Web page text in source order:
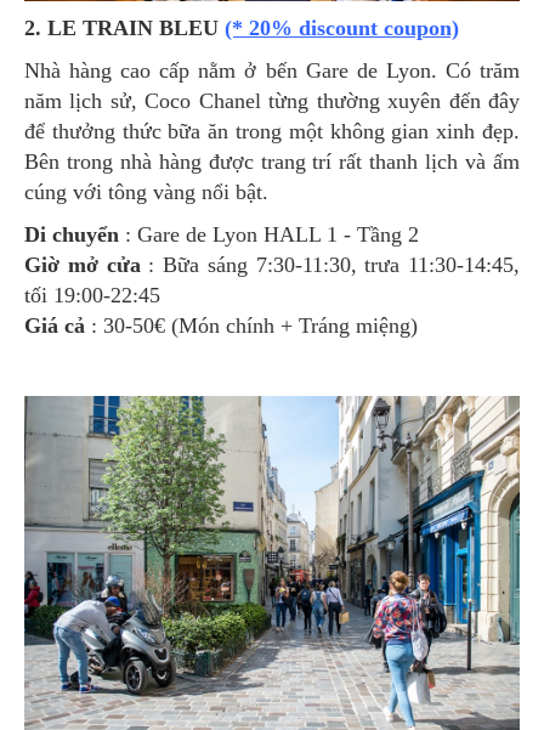
2. LE TRAIN BLEU (* 20% discount coupon)
Nhà hàng cao cấp nằm ở bến Gare de Lyon. Có trăm
năm lịch sử, Coco Chanel từng thường xuyên đến đây
để thưởng thức bữa ăn trong một không gian xinh đẹp.
Bên trong nhà hàng được trang trí rất thanh lịch và ấm
cúng với tông vàng nổi bật.
Di chuyển : Gare de Lyon HALL 1 - Tầng 2
Giờ mở cửa : Bữa sáng 7:30-11:30, trưa 11:30-14:45,
tối 19:00-22:45
Giá cả : 30-50€ (Món chính + Tráng miệng)